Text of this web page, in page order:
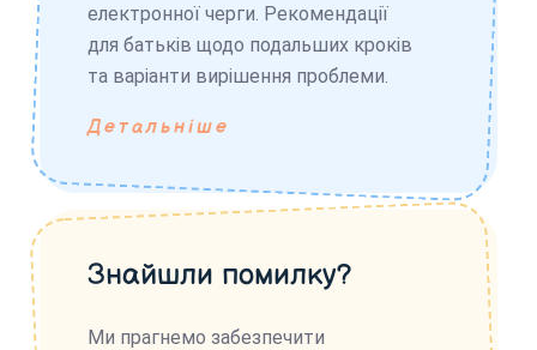
електронної черги. Рекомендації
для батьків щодо подальших кроків
та варіанти вирішення проблеми.
Детальніше
Знайшли помилку?
Ми прагнемо забезпечити